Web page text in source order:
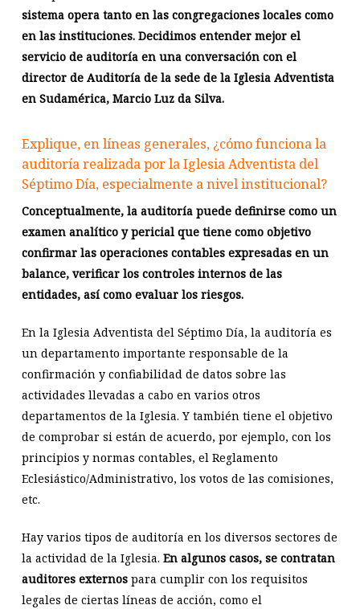
sistema opera tanto en las congregaciones locales como
en las instituciones. Decidimos entender mejor el
servicio de auditoría en una conversación con el
director de Auditoría de la sede de la Iglesia Adventista
en Sudamérica, Marcio Luz da Silva.
Explique, en líneas generales, ¿cómo funciona la
auditoría realizada por la Iglesia Adventista del
Séptimo Día, especialmente a nivel institucional?
Conceptualmente, la auditoría puede definirse como un
examen analítico y pericial que tiene como objetivo
confirmar las operaciones contables expresadas en un
balance, verificar los controles internos de las
entidades, así como evaluar los riesgos.
En la Iglesia Adventista del Séptimo Día, la auditoría es
un departamento importante responsable de la
confirmación y confiabilidad de datos sobre las
actividades llevadas a cabo en varios otros
departamentos de la Iglesia. Y también tiene el objetivo
de comprobar si están de acuerdo, por ejemplo, con los
principios y normas contables, el Reglamento
Eclesiástico/Administrativo, los votos de las comisiones,
etc.
Hay varios tipos de auditoría en los diversos sectores de
la actividad de la Iglesia. En algunos casos, se contratan
auditores externospara cumplir con los requisitos
legales de ciertas líneas de acción, como el